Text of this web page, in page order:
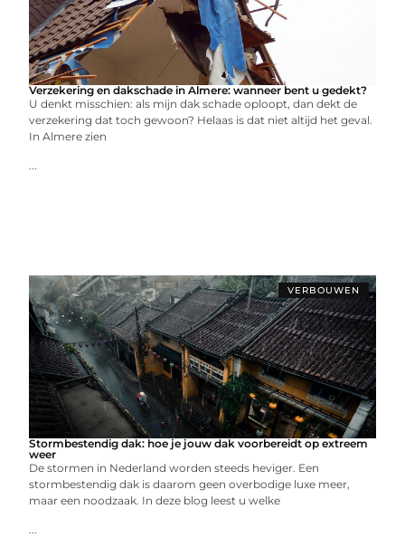
Verzekering en dakschade in Almere: wanneer bent u gedekt?
U denkt misschien: als mijn dak schade oploopt, dan dekt de
verzekering dat toch gewoon? Helaas is dat niet altijd het geval.
In Almere zien
...
VERBOUWEN
Stormbestendig dak: hoe je jouw dak voorbereidt op extreem
weer
De stormen in Nederland worden steeds heviger. Een
stormbestendig dak is daarom geen overbodige luxe meer,
maar een noodzaak. In deze blog leest u welke
...